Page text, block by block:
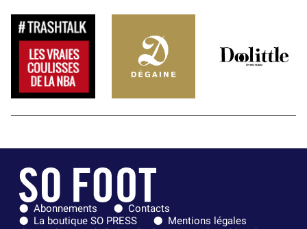
Abonnements
Contacts
La boutique SO PRESS
Mentions légales